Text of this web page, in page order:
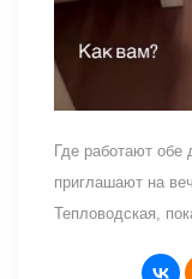
Где работают обе
приглашают на
Тепловодская,